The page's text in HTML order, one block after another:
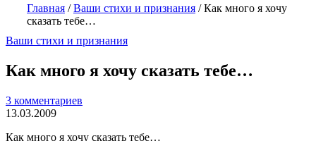
Главная /Ваши стихи и признания /Как много я хочу
сказать тебе…
Ваши стихи и признания
Как много я хочу сказать тебе…
3 комментариев
13.03.2009
Как много я хочу сказать тебе…